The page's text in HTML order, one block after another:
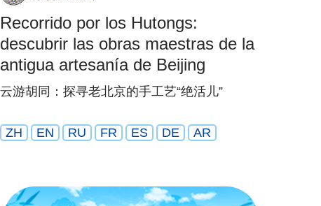
Recorrido por los Hutongs:
descubrir las obras maestras de la
antigua artesanía de Beijing
云游胡同：探寻老北京的手工艺“绝活儿”
ZH EN RU FR ES DE AR